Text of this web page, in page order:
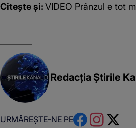
Citește și: VIDEO Prânzul e tot
Redacția Știrile
URMĂREȘTE-NE PE